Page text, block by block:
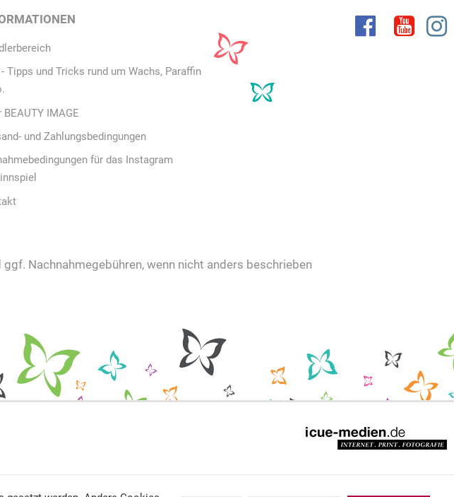
- Tipps und Tricks rund um Wachs, Paraffin
BEAUTY IMAGE
und Zahlungsbedingungen
für das Instagram
ggf. Nachnahmegebühren, wenn nicht anders beschrieben